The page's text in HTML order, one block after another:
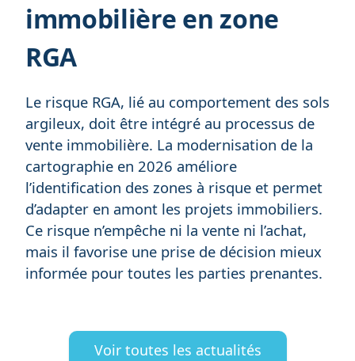
immobilière en zone
RGA
Le risque RGA, lié au comportement des sols
argileux, doit être intégré au processus de
vente immobilière. La modernisation de la
cartographie en 2026 améliore
l’identification des zones à risque et permet
d’adapter en amont les projets immobiliers.
Ce risque n’empêche ni la vente ni l’achat,
mais il favorise une prise de décision mieux
informée pour toutes les parties prenantes.
Voir toutes les actualités